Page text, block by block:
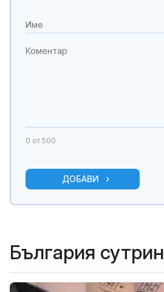
0 от 500
ДОБАВИ
България сутрин